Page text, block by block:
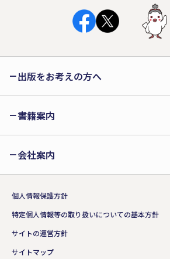
nariyuki
出版をお考えの方へ
書籍案内
会社案内
個人情報保護方針
特定個人情報等の取り扱いについての基本方針
サイトの運営方針
サイトマップ